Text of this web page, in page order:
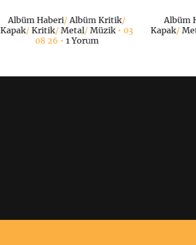
Albüm Haberi/Albüm Kritik/
Kapak/ Kritik/Metal/Müzik• 03
08 26 •1 Yorum
Albüm
Kapak/